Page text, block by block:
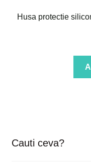
Husa protectie
Cauti ceva?